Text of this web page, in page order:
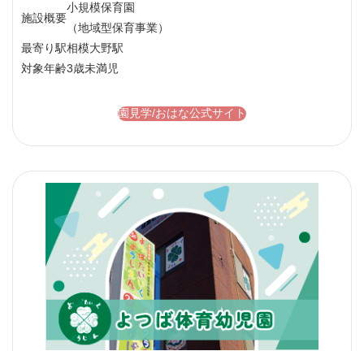
施設概要
小規模保育園
（地域型保育事業）
最寄り駅相模大野駅
対象年齢3歳未満児
園見学/おはな公式サイト